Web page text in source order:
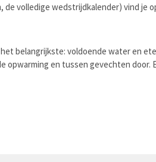
volledige wedstrijdkalender) vind je
belangrijkste: voldoende water en
opwarming en tussen gevechten